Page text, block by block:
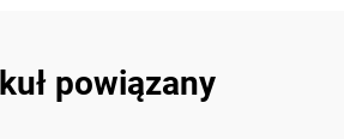
powiązany